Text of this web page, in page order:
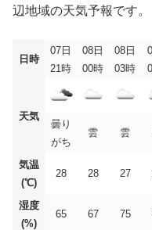
辺地域の天気予報です。
日時
07日
21時
08日
00時
08日
03時
天気
曇り
がち
雲 雲
気温
(℃)
28 28 27
湿度
(%)
65 67 75